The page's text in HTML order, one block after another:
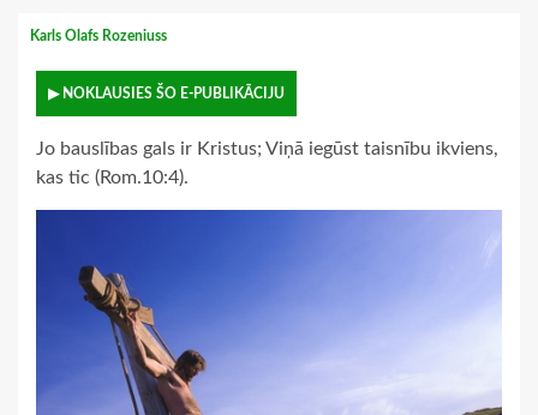
Karls Olafs Rozeniuss
▶ NOKLAUSIES ŠO E-PUBLIKĀCIJU
Jo bauslības gals ir Kristus; Viņā iegūst taisnību ikviens,
kas tic (Rom.10:4).